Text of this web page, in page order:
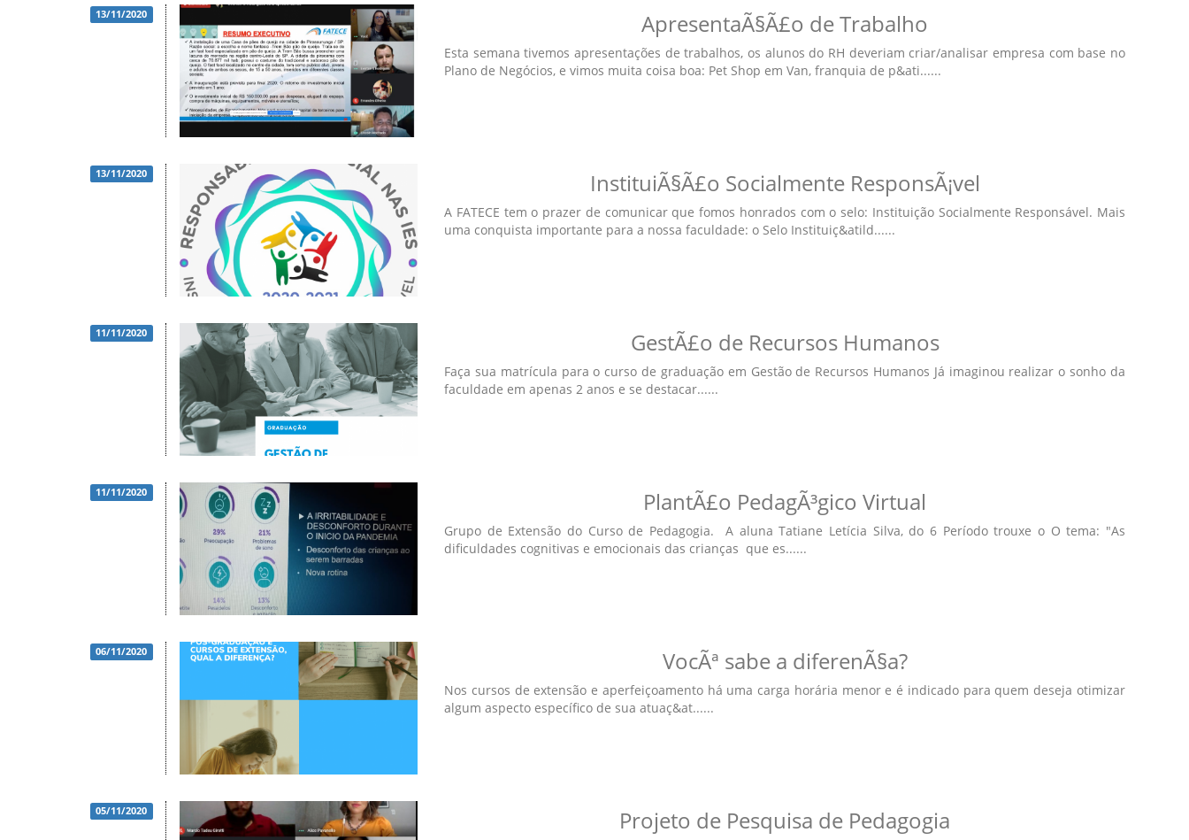
13/11/2020 ApresentaÃ§Ã£o de Trabalho
Esta semana tivemos apresentações de trabalhos, os alunos do RH deveriam criar/analisar empresa com base no
Plano de Negócios, e vimos muita coisa boa: Pet Shop em Van, franquia de p&ati......
13/11/2020 InstituiÃ§Ã£o Socialmente ResponsÃ¡vel
A FATECE tem o prazer de comunicar que fomos honrados com o selo: Instituição Socialmente Responsável. Mais
uma conquista importante para a nossa faculdade: o Selo Instituiç&atild......
11/11/2020 GestÃ£o de Recursos Humanos
Faça sua matrícula para o curso de graduação em Gestão de Recursos Humanos Já imaginou realizar o sonho da
faculdade em apenas 2 anos e se destacar......
11/11/2020 PlantÃ£o PedagÃ³gico Virtual
Grupo de Extensão do Curso de Pedagogia. A aluna Tatiane Letícia Silva, do 6 Período trouxe o O tema: "As
dificuldades cognitivas e emocionais das crianças que es......
06/11/2020 VocÃª sabe a diferenÃ§a?
Nos cursos de extensão e aperfeiçoamento há uma carga horária menor e é indicado para quem deseja otimizar
algum aspecto específico de sua atuaç&at......
05/11/2020 Projeto de Pesquisa de Pedagogia